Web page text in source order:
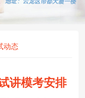
动态
讲模考安排